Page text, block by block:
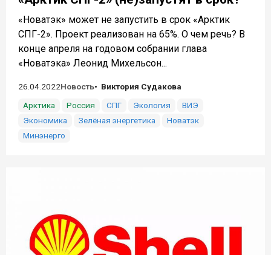
«Новатэк» может не запустить в срок «Арктик
СПГ-2». Проект реализован на 65%. О чем речь? В
конце апреля на годовом собрании глава
«Новатэка» Леонид Михельсон...
26.04.2022Новость
Виктория Судакова
Арктика
Россия СПГ Экология
ВИЭ
Экономика
Зелёная энергетика
Новатэк
Минэнерго